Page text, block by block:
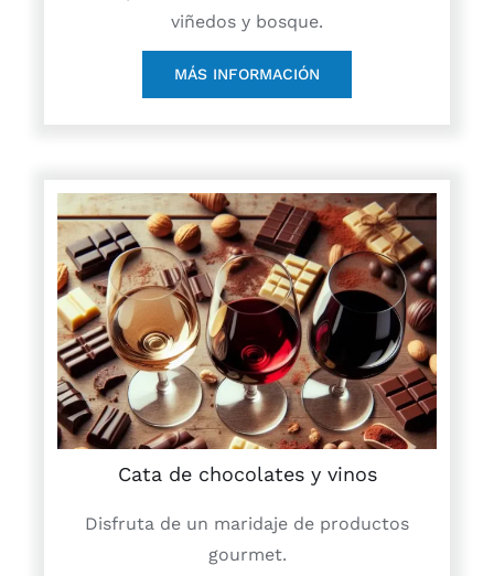
viñedos y bosque.
MÁS INFORMACIÓN
Cata de chocolates y vinos
Disfruta de un maridaje de productos
gourmet.